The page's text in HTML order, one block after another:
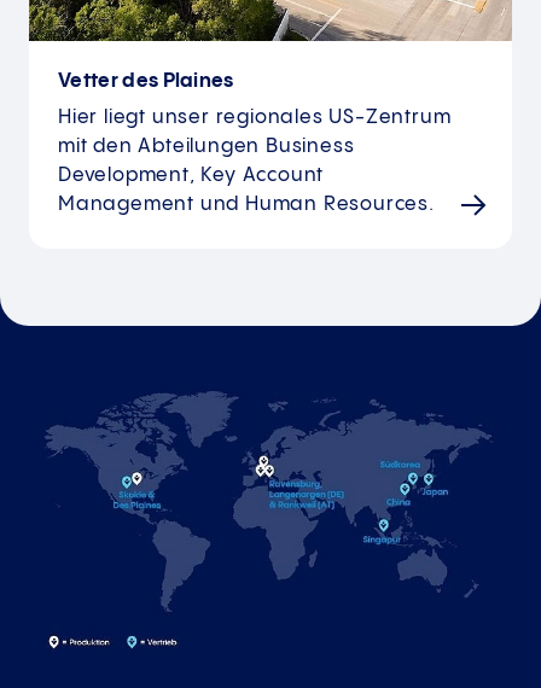
Vetter des Plaines
Hier liegt unser regionales US-Zentrum
mit den Abteilungen Business
Development, Key Account
Management und Human Resources.